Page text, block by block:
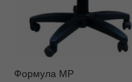
Формула MP